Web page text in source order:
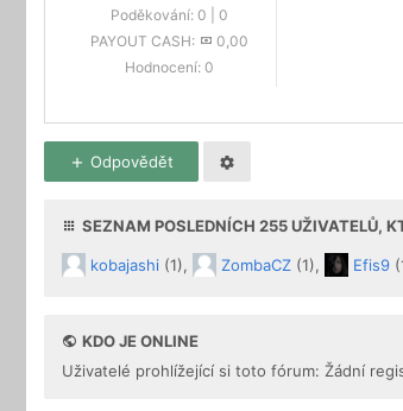
Poděkování: 0
0
PAYOUT CASH:
0,00
Hodnocení: 0
Odpovědět
SEZNAM POSLEDNÍCH 255UŽIVATELŮ,
kobajashi (1), ZombaCZ (1), Efis9
KDO JE ONLINE
Uživatelé prohlížející si toto fórum: Žádní